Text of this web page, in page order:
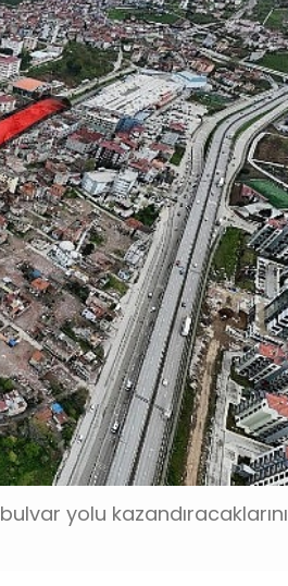
yolu kazandıracaklarını